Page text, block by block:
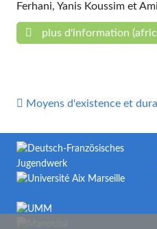
Ferhani, Yanis Koussim et
plus d'information
 Moyens d'existence et